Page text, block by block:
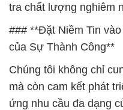
tra chất lượng nghiêm
### **Đặt Niềm Tin
của Sự Thành Công**
Chúng tôi không chỉ
mà còn cam kết phát
ứng nhu cầu đa dạng